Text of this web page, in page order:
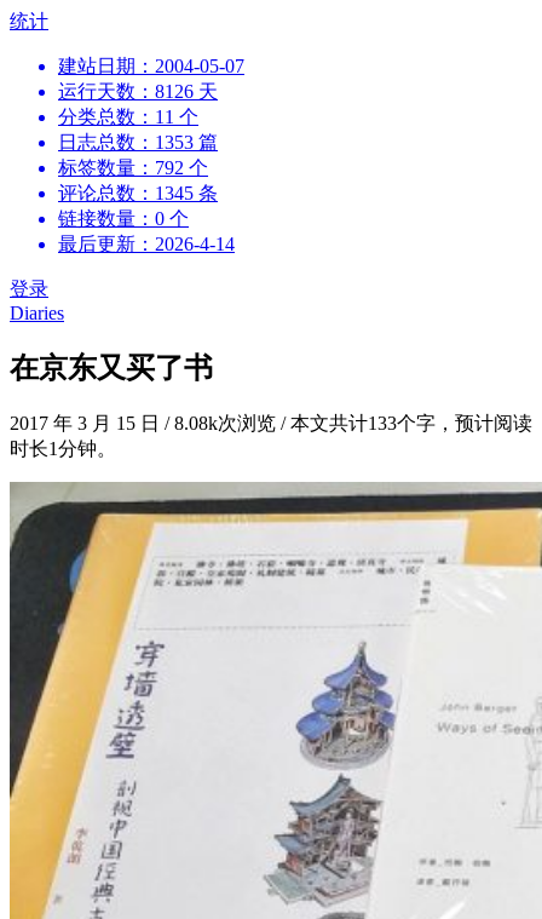
跳
统计
建站日期：2004-05-07
运行天数：8126 天
分类总数：11 个
日志总数：1353 篇
标签数量：792 个
评论总数：1345 条
链接数量：0 个
最后更新：2026-4-14
登录
Diaries
在京东又买了书
2017 年 3 月 15 日 /8.08k次浏览 /本文共计133个字，预计阅读
时长1分钟。